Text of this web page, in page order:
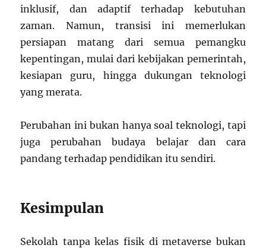
inklusif, dan adaptif terhadap kebutuhan
zaman. Namun, transisi ini memerlukan
persiapan matang dari semua pemangku
kepentingan, mulai dari kebijakan pemerintah,
kesiapan guru, hingga dukungan teknologi
yang merata.
Perubahan ini bukan hanya soal teknologi, tapi
juga perubahan budaya belajar dan cara
pandang terhadap pendidikan itu sendiri.
Kesimpulan
Sekolah tanpa kelas fisik di metaverse bukan